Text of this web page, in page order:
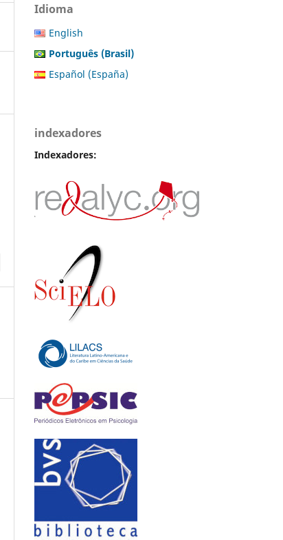
Idioma
English
Português (Brasil)
Español (España)
indexadores
Indexadores: